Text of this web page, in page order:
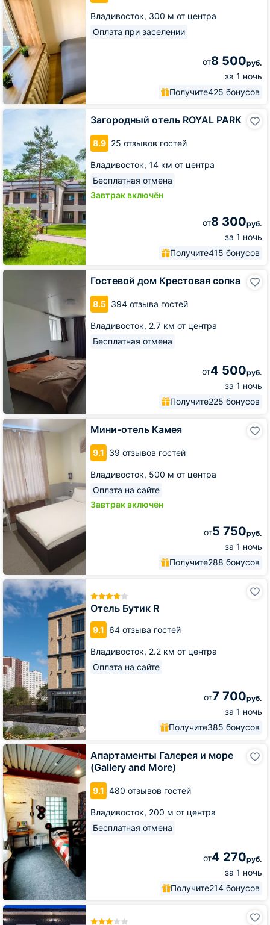
Владивосток, 300 м от центра
Оплата при заселении
от8 500руб.
за 1 ночь
Получите425 бонусов
Загородный отель ROYAL PARK
8.9 25 отзывов гостей
Владивосток, 14 км от центра
Бесплатная отмена
Завтрак включён
от8 300руб.
за 1 ночь
Получите415 бонусов
Загородный
PARK
Гостевой дом Крестовая сопка
8.5 394 отзыва гостей
Владивосток, 2.7 км от центра
Бесплатная отмена
от4 500руб.
за 1 ночь
Получите225 бонусов
Гостевой
сопка
Мини-отель Камея
9.1 39 отзывов гостей
Владивосток, 500 м от центра
Оплата на сайте
Завтрак включён
от5 750руб.
за 1 ночь
Получите288 бонусов
Мини-
отель
Камея
Отель Бутик R
9.1 64 отзыва гостей
Владивосток, 2.2 км от центра
Оплата на сайте
от7 700руб.
за 1 ночь
Получите385 бонусов
Отель
Бутик
R
Апартаменты Галерея и море
(Gallery and More)
9.1 480 отзывов гостей
Владивосток, 200 м от центра
Бесплатная отмена
от4 270руб.
за 1 ночь
Получите214 бонусов
Апартаменты
Галерея
и
море
(Gallery
and
More)
Гостиничный
комплекс